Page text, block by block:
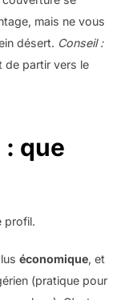
mais ne vous
désert. Conseil :
de partir vers le
: que
profil.
économique, et
(pratique pour